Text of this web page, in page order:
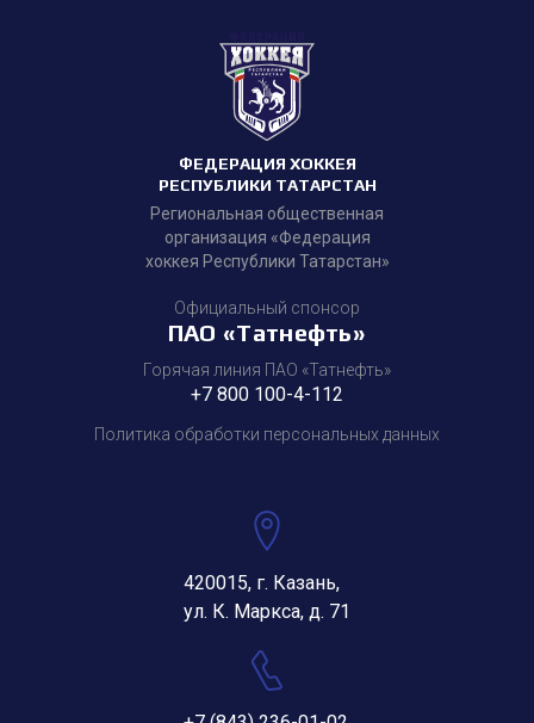
ФЕДЕРАЦИЯ ХОККЕЯ
РЕСПУБЛИКИ ТАТАРСТАН
Региональная общественная
организация «Федерация
хоккея Республики Татарстан»
Официальный спонсор
ПАО «Татнефть»
Горячая линия ПАО «Татнефть»
+7 800 100-4-112
Политика обработки персональных данных
420015, г. Казань,
ул. К. Маркса, д. 71